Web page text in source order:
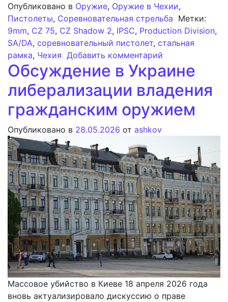
Опубликовано в Оружие, Оружие в Чехии,
Пистолеты, Соревновательная стрельба Метки:
9mm, CZ 75, CZ Shadow 2, IPSC, Production Division,
SA/DA, соревновательный пистолет, стальная
рамка, Чехия Добавить комментарий
Обсуждение в Украине
либерализации владения
гражданским оружием
Опубликовано в 28.05.2026 от ashkov
Массовое убийство в Киеве 18 апреля 2026 года
вновь актуализировало дискуссию о праве